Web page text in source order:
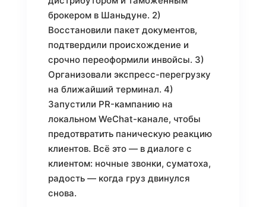
брокером в Шаньдуне. 2)
Восстановили пакет документов,
подтвердили происхождение и
срочно переоформили инвойсы. 3)
Организовали экспресс-перегрузку
на ближайший терминал. 4)
Запустили PR-кампанию на
локальном WeChat-канале, чтобы
предотвратить паническую реакцию
клиентов. Всё это — в диалоге с
клиентом: ночные звонки, суматоха,
радость — когда груз двинулся
снова.